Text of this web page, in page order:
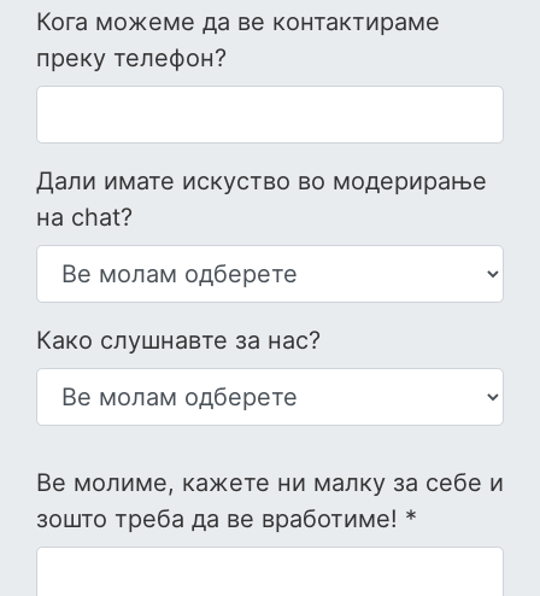
Кога можеме да ве контактираме
преку телефон?
Дали имате искуство во модерирање
на chat?
Како слушнавте за нас?
Ве молиме, кажете ни малку за себе и
зошто треба да ве вработиме! *